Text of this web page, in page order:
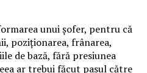
unui șofer, pentru că
poziționarea, frânarea,
de bază, fără presiunea
ar trebui făcut pasul către